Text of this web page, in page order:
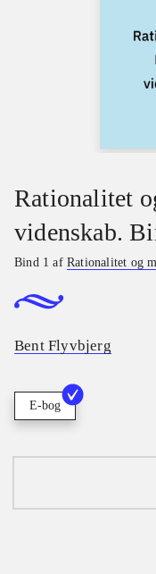
Rationalitet
videnskab.
Bind 1 afRationalitet og
Bent Flyvbjerg
E-bog